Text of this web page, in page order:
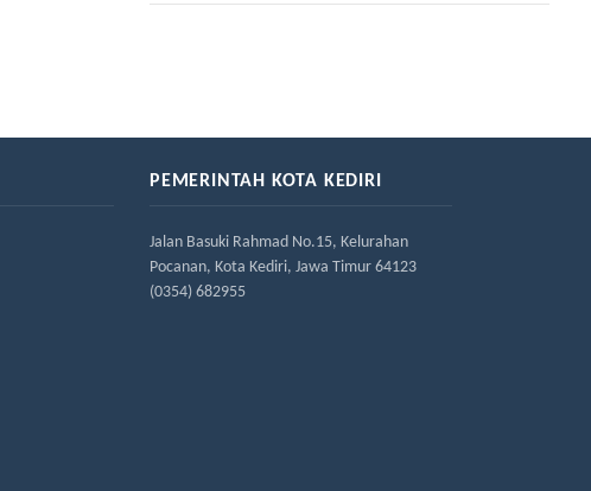
PEMERINTAH KOTA KEDIRI
Jalan Basuki Rahmad No.15, Kelurahan
Pocanan, Kota Kediri, Jawa Timur 64123
(0354) 682955